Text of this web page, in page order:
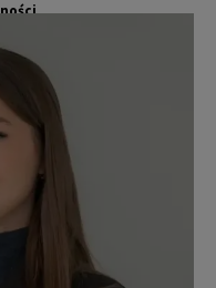
usług w zakresie zar
traktujemy
osobowych.
służą do zapew
im korzy
im komunika
były bezpieczne,
i przechowujemy je
z uzasadnionyc
usuwamy je w s
informacji na temat
prosimy zapoznać